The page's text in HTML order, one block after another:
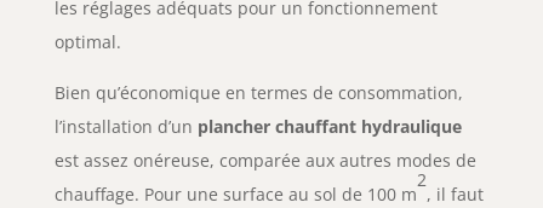
les réglages adéquats pour un fonctionnement
optimal.
Bien qu’économique en termes de consommation,
l’installation d’un plancher chauffant hydraulique
est assez onéreuse, comparée aux autres modes de
chauffage. Pour une surface au sol de 100 m
2
, il faut